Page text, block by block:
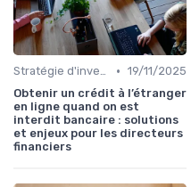
Stratégie d'investissement • 19/11/2025
Obtenir un crédit à l’étranger
en ligne quand on est
interdit bancaire : solutions
et enjeux pour les directeurs
financiers